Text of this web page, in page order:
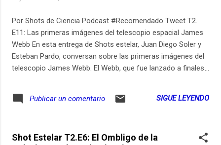
Por Shots de Ciencia Podcast #Recomendado Tweet T2.
E11: Las primeras imágenes del telescopio espacial James
Webb En esta entrega de Shots estelar, Juan Diego Soler y
Esteban Pardo, conversan sobre las primeras imágenes del
telescopio James Webb. El Webb, que fue lanzado a finales
de estas "fotografías" y del telescopio más avanzado que
nos puede mostrar. Si le gusta lo que hacemos, compartan
Publicar un comentario SIGUE LEYENDO
Shot Estelar T2.E6: El Ombligo de la